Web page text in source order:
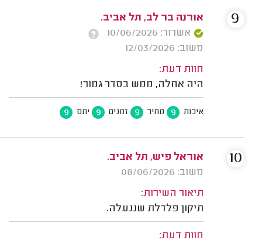
אורנה בר לב, תל אביב.
אשרור: 10/06/2026
משוב: 12/03/2026
חוות דעת:
היה אחלה, ממש בסדר גמור!
איכות 9 מחיר 9 זמנים 9 יחס 9
9
אוראל פיש, תל אביב.
משוב: 08/06/2026
תיאור השירות:
תיקון פלדלת שננעלה.
חוות דעת:
10